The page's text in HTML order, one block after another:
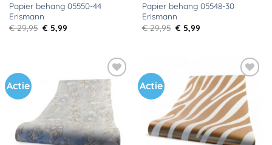
Papier behang 05550-44
Erismann
€29,95 Oorspronkelijke
prijs
€ 5,99Huidige
Papier behang 05548-30
Erismann
€29,95 Oorspronkelijke
prijs
€ 5,99Huidige
Actie
Toevoegen
aan
verlanglijst
Actie
Toevoegen
aan
verlanglijst